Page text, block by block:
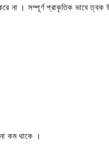
না । সম্পূর্ণ প্রাকৃতিক ভাবে ত্বক
কম থাকে‌ ।